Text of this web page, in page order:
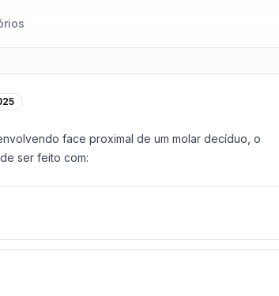
face proximal de um molar decíduo, o
ser feito com: